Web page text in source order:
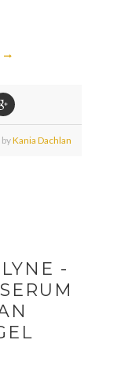
Kania Dachlan
-